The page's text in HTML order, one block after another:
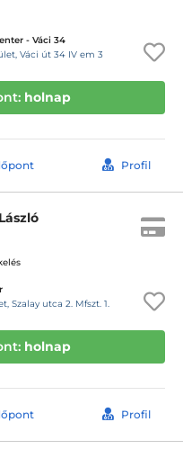
- Váci 34
Váci út 34 IV em 3
holnap
Profil
Szalay utca 2. Mfszt. 1.
holnap
Profil